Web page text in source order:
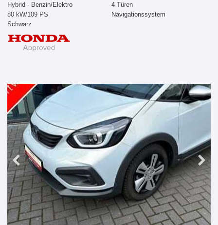
Hybrid - Benzin/Elektro
80 kW/109 PS
Schwarz
4 Türen
Navigationssystem